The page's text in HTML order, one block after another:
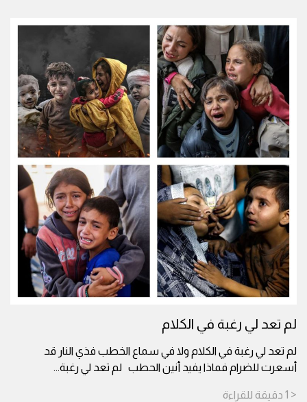
لم تعد لي رغبة في الكلام
لم تعد لي رغبة في الكلام ولا في سماع الخطب فذي النار قد
أسعرت للضرام فماذا يفيد أنين الحطب لم تعد لي رغبة...
< 1 دقيقة للقراءة